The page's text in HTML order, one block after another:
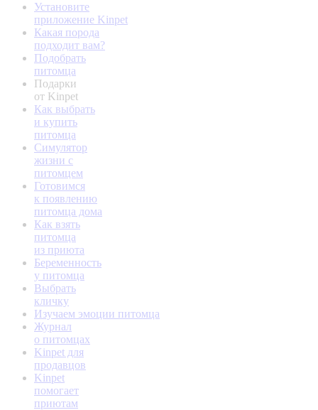
Установите
приложение Kinpet
Какая порода
подходит вам?
Подобрать
питомца
Подарки
от Kinpet
Как выбрать
и купить
питомца
Симулятор
жизни с
питомцем
Готовимся
к появлению
питомца дома
Как взять
питомца
из приюта
Беременность
у питомца
Выбрать
кличку
Изучаем эмоции питомца
Журнал
о питомцах
Kinpet для
продавцов
Kinpet
помогает
приютам